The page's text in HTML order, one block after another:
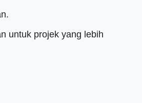
untuk projek yang lebih